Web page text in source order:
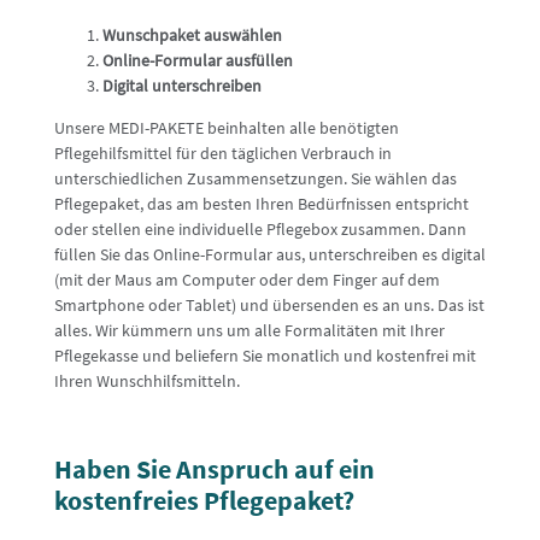
Wunschpaket auswählen
Online-Formular ausfüllen
Digital unterschreiben
Unsere MEDI-PAKETE beinhalten alle benötigten
Pflegehilfsmittel für den täglichen Verbrauch in
unterschiedlichen Zusammensetzungen. Sie wählen das
Pflegepaket, das am besten Ihren Bedürfnissen entspricht
oder stellen eine individuelle Pflegebox zusammen. Dann
füllen Sie das Online-Formular aus, unterschreiben es digital
(mit der Maus am Computer oder dem Finger auf dem
Smartphone oder Tablet) und übersenden es an uns. Das ist
alles. Wir kümmern uns um alle Formalitäten mit Ihrer
Pflegekasse und beliefern Sie monatlich und kostenfrei mit
Ihren Wunschhilfsmitteln.
Haben Sie Anspruch auf ein
kostenfreies Pflegepaket?